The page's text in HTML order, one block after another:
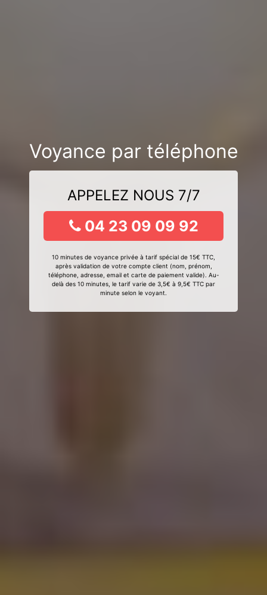
Voyance par téléphone
APPELEZ NOUS 7/7
04 23 09 09 92
10 minutes de voyance privée à tarif spécial de 15€ TTC,
après validation de votre compte client (nom, prénom,
téléphone, adresse, email et carte de paiement valide). Au-
delà des 10 minutes, le tarif varie de 3,5€ à 9,5€ TTC par
minute selon le voyant.